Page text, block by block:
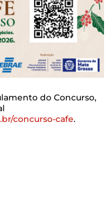
do Concurso,
concurso-cafe.